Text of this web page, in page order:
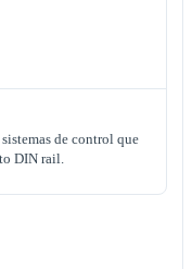
de control que
DIN rail.